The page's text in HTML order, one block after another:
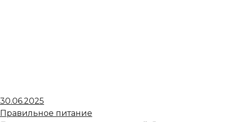
30.06.2025
Правильное питание